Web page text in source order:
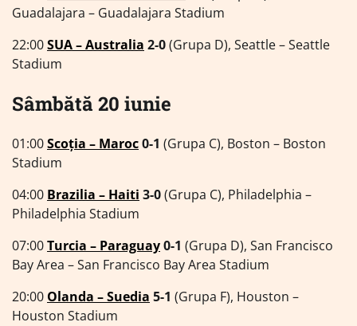
Guadalajara – Guadalajara Stadium
22:00SUA – Australia 2-0(Grupa D), Seattle – Seattle
Stadium
Sâmbătă 20 iunie
01:00Scoția – Maroc0-1 (Grupa C), Boston – Boston
Stadium
04:00 Brazilia – Haiti 3-0(Grupa C), Philadelphia –
Philadelphia Stadium
07:00Turcia – Paraguay0-1 (Grupa D), San Francisco
Bay Area – San Francisco Bay Area Stadium
20:00 Olanda – Suedia 5-1 (Grupa F), Houston –
Houston Stadium